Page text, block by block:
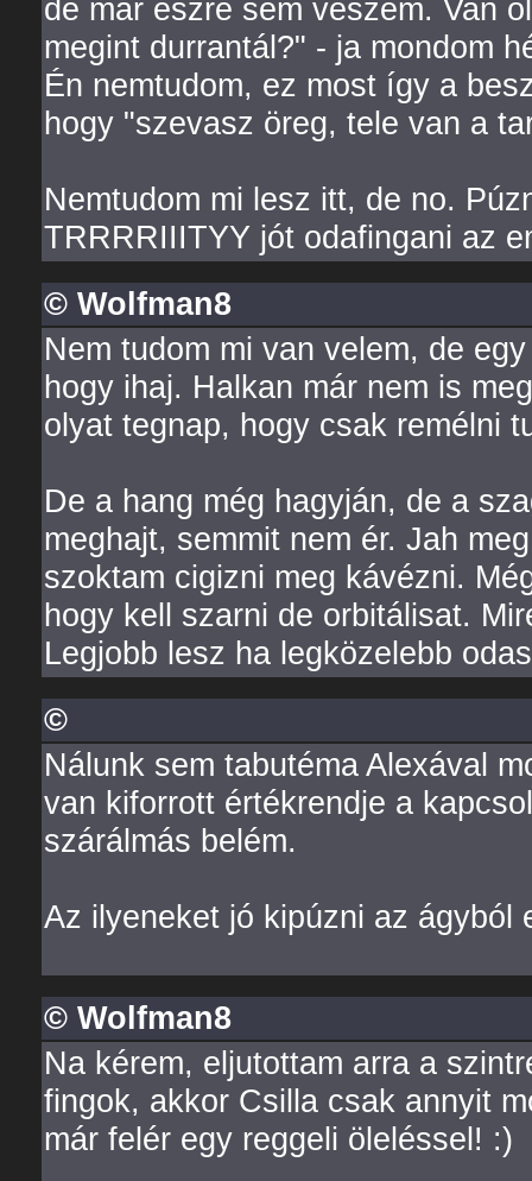
de már észre sem veszem. Van
megint durrantál?" - ja mondom
Én nemtudom, ez most így a
hogy "szevasz öreg, tele van a
Nemtudom mi lesz itt, de no.
TRRRRIIITYY jót odafingani az
© Wolfman8
Nem tudom mi van velem, de
hogy ihaj. Halkan már nem is
olyat tegnap, hogy csak remélni
De a hang még hagyján, de a
meghajt, semmit nem ér. Jah
szoktam cigizni meg kávézni.
hogy kell szarni de orbitálisat.
Legjobb lesz ha legközelebb
©
Nálunk sem tabutéma Alexával
van kiforrott értékrendje a
szárálmás belém.
Az ilyeneket jó kipúzni az ágyból
© Wolfman8
Na kérem, eljutottam arra a
fingok, akkor Csilla csak annyit
már felér egy reggeli öleléssel! :)